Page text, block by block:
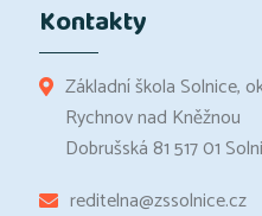
Kontakty
Základní škola Solnice,
Rychnov nad Kněžnou
Dobrušská 81 517 01
reditelna@zssolnice.cz